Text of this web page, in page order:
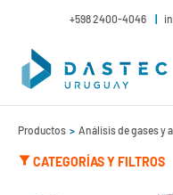
+598 2400-4046
Productos Análisis de gases y
CATEGORÍAS Y FILTROS